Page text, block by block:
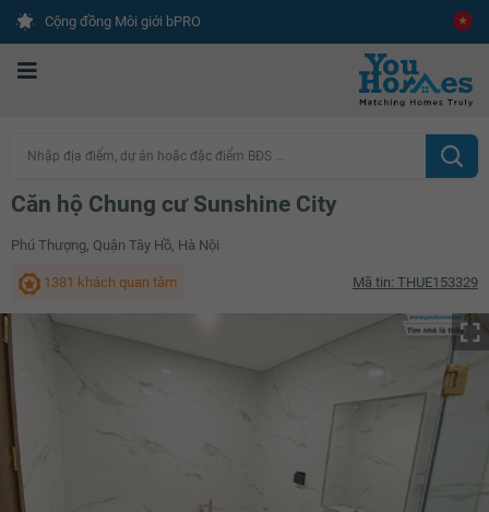
Cộng đồng Môi giới bPRO
Nhập địa điểm, dự án hoặc đặc điểm BĐS ...
Căn hộ Chung cư Sunshine City
Phú Thượng, Quận Tây Hồ, Hà Nội
1381 khách quan tâm Mã tin: THUE153329